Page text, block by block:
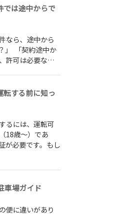
では途中からで
なら、途中から
」 「契約途中か
許可は必要な…
転する前に知っ
るには、運転可
18歳～）であ
が必要です。もし
車場ガイド
便に違いがあり